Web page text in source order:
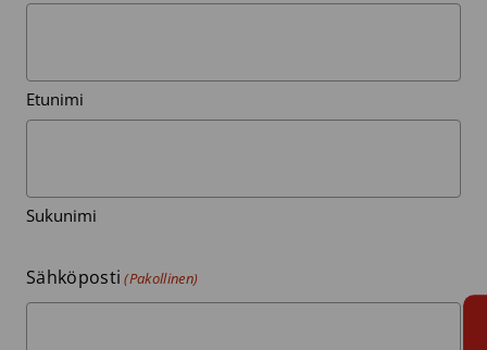
Etunimi
Sukunimi
Sähköposti (Pakollinen)